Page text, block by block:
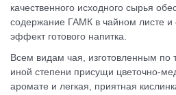
качественного исходного сырья
содержание ГАМК в чайном листе и
эффект готового напитка.
Всем видам чая, изготовленным по
иной степени присущи цветочно-
аромате и легкая, приятная